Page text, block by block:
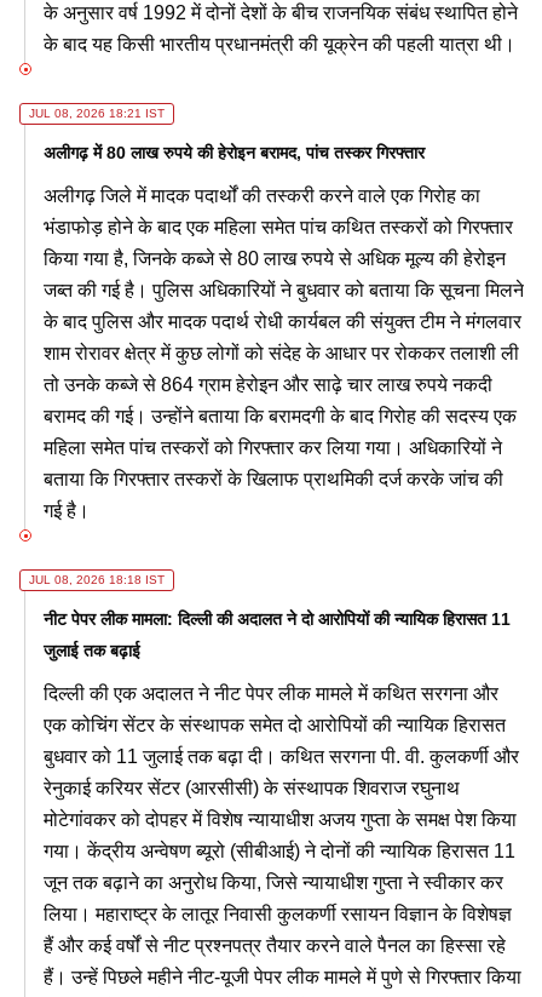
के अनुसार वर्ष 1992 में दोनों देशों के बीच राजनयिक संबंध स्थापित होने
के बाद यह किसी भारतीय प्रधानमंत्री की यूक्रेन की पहली यात्रा थी।
JUL 08, 2026 18:21 IST
अलीगढ़ में 80 लाख रुपये की हेरोइन बरामद, पांच तस्कर गिरफ्तार
अलीगढ़ जिले में मादक पदार्थों की तस्करी करने वाले एक गिरोह का
भंडाफोड़ होने के बाद एक महिला समेत पांच कथित तस्करों को गिरफ्तार
किया गया है, जिनके कब्जे से 80 लाख रुपये से अधिक मूल्य की हेरोइन
जब्त की गई है। पुलिस अधिकारियों ने बुधवार को बताया कि सूचना मिलने
के बाद पुलिस और मादक पदार्थ रोधी कार्यबल की संयुक्त टीम ने मंगलवार
शाम रोरावर क्षेत्र में कुछ लोगों को संदेह के आधार पर रोककर तलाशी ली
तो उनके कब्जे से 864 ग्राम हेरोइन और साढ़े चार लाख रुपये नकदी
बरामद की गई। उन्होंने बताया कि बरामदगी के बाद गिरोह की सदस्य एक
महिला समेत पांच तस्करों को गिरफ्तार कर लिया गया। अधिकारियों ने
बताया कि गिरफ्तार तस्करों के खिलाफ प्राथमिकी दर्ज करके जांच की
गई है।
JUL 08, 2026 18:18 IST
नीट पेपर लीक मामला: दिल्ली की अदालत ने दो आरोपियों की न्यायिक हिरासत 11
जुलाई तक बढ़ाई
दिल्ली की एक अदालत ने नीट पेपर लीक मामले में कथित सरगना और
एक कोचिंग सेंटर के संस्थापक समेत दो आरोपियों की न्यायिक हिरासत
बुधवार को 11 जुलाई तक बढ़ा दी। कथित सरगना पी. वी. कुलकर्णी और
रेनुकाई करियर सेंटर (आरसीसी) के संस्थापक शिवराज रघुनाथ
मोटेगांवकर को दोपहर में विशेष न्यायाधीश अजय गुप्ता के समक्ष पेश किया
गया। केंद्रीय अन्वेषण ब्यूरो (सीबीआई) ने दोनों की न्यायिक हिरासत 11
जून तक बढ़ाने का अनुरोध किया, जिसे न्यायाधीश गुप्ता ने स्वीकार कर
लिया। महाराष्ट्र के लातूर निवासी कुलकर्णी रसायन विज्ञान के विशेषज्ञ
हैं और कई वर्षों से नीट प्रश्नपत्र तैयार करने वाले पैनल का हिस्सा रहे
हैं। उन्हें पिछले महीने नीट-यूजी पेपर लीक मामले में पुणे से गिरफ्तार किया